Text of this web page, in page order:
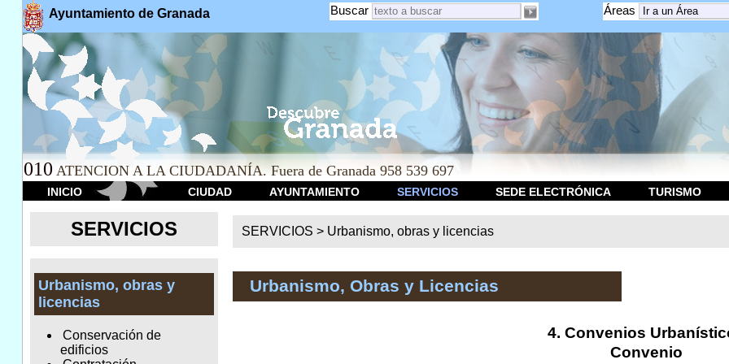
Ayuntamiento de Granada Áreas
Buscar
010 ATENCION A LA CIUDADANÍA. Fuera de Granada 958 539 697
INICIO CIUDAD AYUNTAMIENTO SERVICIOS SEDE ELECTRÓNICA TURISMO
SERVICIOS
Urbanismo, obras y
licencias
Conservación de
edificios
SERVICIOS > Urbanismo, obras y licencias
Urbanismo, Obras y Licencias
4. Convenios
Convenio